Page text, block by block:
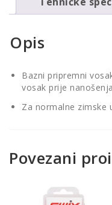
Opis
Bazni pripremni
vosak prije
Za normalne zimske
Povezani